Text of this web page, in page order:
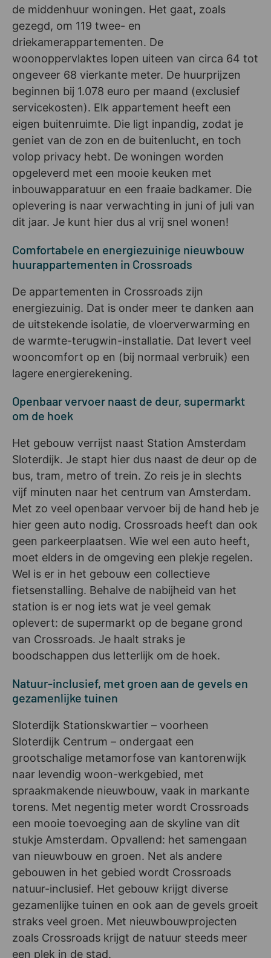
de middenhuur woningen. Het gaat, zoals
gezegd, om 119 twee- en
driekamerappartementen. De
woonoppervlaktes lopen uiteen van circa 64 tot
ongeveer 68 vierkante meter. De huurprijzen
beginnen bij 1.078 euro per maand (exclusief
servicekosten). Elk appartement heeft een
eigen buitenruimte. Die ligt inpandig, zodat je
geniet van de zon en de buitenlucht, en toch
volop privacy hebt. De woningen worden
opgeleverd met een mooie keuken met
inbouwapparatuur en een fraaie badkamer. Die
oplevering is naar verwachting in juni of juli van
dit jaar. Je kunt hier dus al vrij snel wonen!
Comfortabele en energiezuinige nieuwbouw
huurappartementen in Crossroads
De appartementen in Crossroads zijn
energiezuinig. Dat is onder meer te danken aan
de uitstekende isolatie, de vloerverwarming en
de warmte-terugwin-installatie. Dat levert veel
wooncomfort op en (bij normaal verbruik) een
lagere energierekening.
Openbaar vervoer naast de deur, supermarkt
om de hoek
Het gebouw verrijst naast Station Amsterdam
Sloterdijk. Je stapt hier dus naast de deur op de
bus, tram, metro of trein. Zo reis je in slechts
vijf minuten naar het centrum van Amsterdam.
Met zo veel openbaar vervoer bij de hand heb je
hier geen auto nodig. Crossroads heeft dan ook
geen parkeerplaatsen. Wie wel een auto heeft,
moet elders in de omgeving een plekje regelen.
Wel is er in het gebouw een collectieve
fietsenstalling. Behalve de nabijheid van het
station is er nog iets wat je veel gemak
oplevert: de supermarkt op de begane grond
van Crossroads. Je haalt straks je
boodschappen dus letterlijk om de hoek.
Natuur-inclusief, met groen aan de gevels en
gezamenlijke tuinen
Sloterdijk Stationskwartier – voorheen
Sloterdijk Centrum – ondergaat een
grootschalige metamorfose van kantorenwijk
naar levendig woon-werkgebied, met
spraakmakende nieuwbouw, vaak in markante
torens. Met negentig meter wordt Crossroads
een mooie toevoeging aan de skyline van dit
stukje Amsterdam. Opvallend: het samengaan
van nieuwbouw en groen. Net als andere
gebouwen in het gebied wordt Crossroads
natuur-inclusief. Het gebouw krijgt diverse
gezamenlijke tuinen en ook aan de gevels groeit
straks veel groen. Met nieuwbouwprojecten
zoals Crossroads krijgt de natuur steeds meer
een plek in de stad.